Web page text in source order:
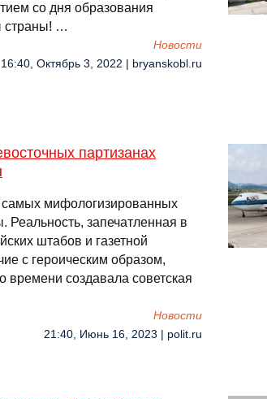
со дня образования
страны! …
Новости
16:40, Октябрь 3, 2022 | bryanskobl.ru
партизанах
мифологизированных
Реальность, запечатленная в
штабов и газетной
с героическим образом,
времени создавала советская
Новости
21:40, Июнь 16, 2023 | polit.ru